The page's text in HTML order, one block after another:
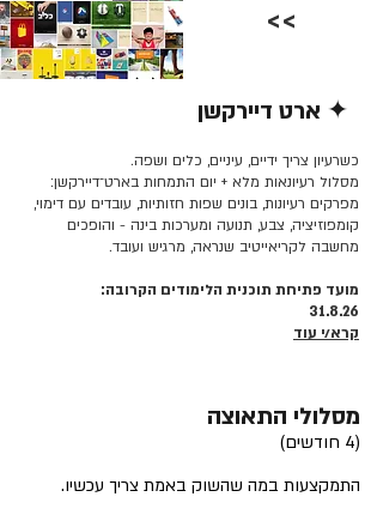
>>
✦ ארט דיירקשן
כשרעיון צריך ידיים, עיניים, כלים ושפה.
מסלול רעיונאות מלא + יום התמחות בארט־דיירקשן:
מפרקים רעיונות, בונים שפות חזותיות, עובדים עם דימוי,
קומפוזיציה, צבע, תנועה ומערכות בינה - והופכים
מחשבה לקריאייטיב שנראה, מרגיש ועובד.
מועד פתיחת תוכנית הלימודים הקרובה:
31.8.26
קרא/י עוד
מסלולי התאוצה
(4 חודשים)
התמקצעות במה שהשוק באמת צריך עכשיו.